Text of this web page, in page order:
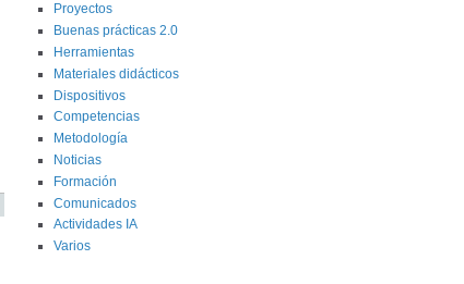
Proyectos
Buenas prácticas 2.0
Herramientas
Materiales didácticos
Dispositivos
Competencias
Metodología
Noticias
Formación
Comunicados
Actividades IA
Varios